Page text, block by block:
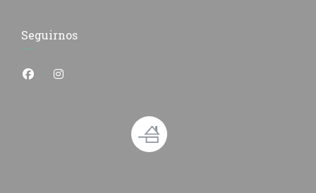
Seguirnos
Facebook ((abre en una nueva ventana))
Instagram ((abre en una nueva ventana))